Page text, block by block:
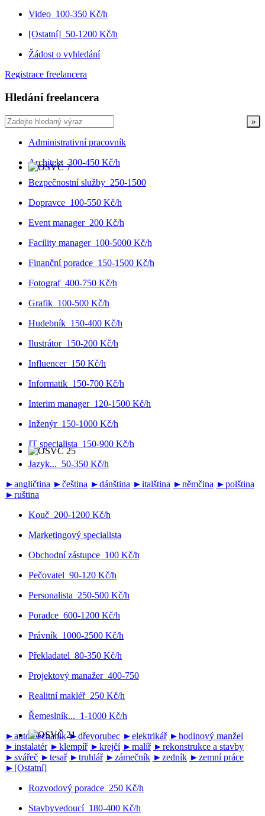
Video 100-350 Kč/h
[Ostatní] 50-1200 Kč/h
Žádost o vyhledání
Registrace freelancera
Hledání freelancera
Administrativní pracovník
Architekt 300-450 Kč/h
Bezpečnostní služby 250-1500
Dopravce 100-550 Kč/h
Event manager200 Kč/h
Facility manager100-5000 Kč/h
Finanční poradce 150-1500 Kč/h
Fotograf400-750 Kč/h
Grafik 100-500 Kč/h
Hudebník 150-400 Kč/h
Ilustrátor150-200 Kč/h
Influencer150 Kč/h
Informatik 150-700 Kč/h
Interim manager120-1500 Kč/h
Inženýr150-1000 Kč/h
IT specialista 150-900 Kč/h
Jazyk... 50-350 Kč/h
►angličtina ►čeština ►dánština ►italština ►němčina ►polština
►ruština
Kouč 200-1200 Kč/h
Marketingový specialista
Obchodní zástupce 100 Kč/h
Pečovatel 90-120 Kč/h
Personalista 250-500 Kč/h
Poradce 600-1200 Kč/h
Právník 1000-2500 Kč/h
Překladatel 80-350 Kč/h
Projektový manažer400-750
Realitní makléř250 Kč/h
Řemeslník... 1-1000 Kč/h
►automechanik ►dřevorubec ►elektrikář ►hodinový manžel
►instalatér ►klempíř ►krejčí ►malíř ►rekonstrukce a stavby
►svářeč ►tesař ►truhlář ►zámečník ►zedník ►zemní práce
► [Ostatní]
Rozvodový poradce 250 Kč/h
Stavbyvedoucí180-400 Kč/h